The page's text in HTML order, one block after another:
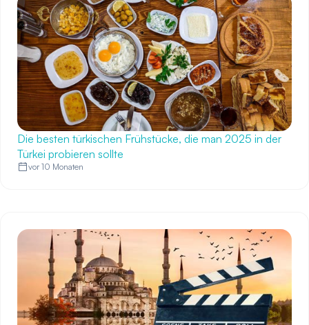
Die besten türkischen Frühstücke, die man 2025 in der
Türkei probieren sollte
vor 10 Monaten